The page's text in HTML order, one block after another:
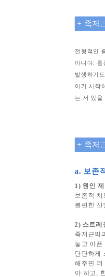
+ 족저
전형적인
아니다. 통
발생하기
이기 시작
는 서 있을
+ 족저
a. 보존
1) 원인
보존적
불편한
2) 스트레
족저근막
놓고 아
단단하게
해주면 더
야 하고,